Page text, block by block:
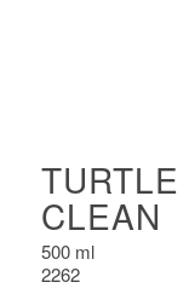
CLEAN
500 ml
2262